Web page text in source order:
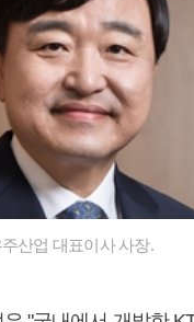
산업 대표이사 사장.